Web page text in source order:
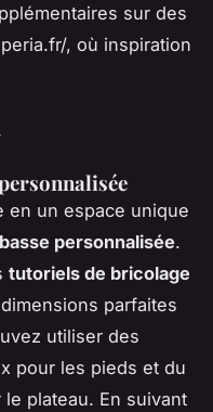
sur des
, où inspiration
en un espace unique
personnalisée.
tutoriels de bricolage
parfaites
utiliser des
pour les pieds et du
plateau. En suivant